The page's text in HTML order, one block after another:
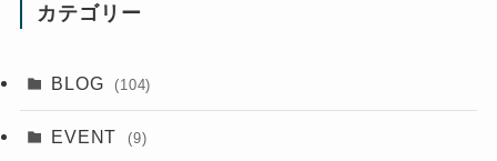
カテゴリー
BLOG (104)
EVENT (9)